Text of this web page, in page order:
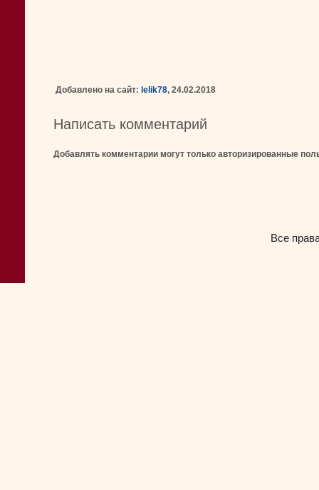
Добавлено на сайт: lelik78, 24.02.2018
Написать комментарий
Добавлять комментарии могут только авторизированные
Все